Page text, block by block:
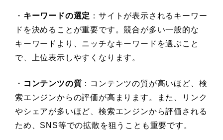
・ キーワードの選定 ：サイトが表示されるキーワー
ドを決めることが重要です。競合が多い一般的な
キーワードより、ニッチなキーワードを選ぶこと
で、上位表示しやすくなります。
・ コンテンツの質 ：コンテンツの質が高いほど、検
索エンジンからの評価が高まります。また、リンク
やシェアが多いほど、検索エンジンから評価される
ため、SNS等での拡散を狙うことも重要です。